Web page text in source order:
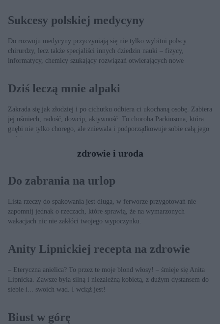
Warszawa
Sukcesy polskiej medycyny
Do rozwoju medycyny przyczyniają się nie tylko wybitni polscy
chirurdzy, lecz także specjaliści innych dziedzin nauki – fizycy,
informatycy, chemicy szukający rozwiązań otwierających nowe
możliwości diagnostyczne i terapeutyczne.
Dziś leczą mnie alpaki
Zakrada się jak złodziej i po cichutku odbiera ci ukochaną osobę. Zabiera
jej uśmiech, radość, dowcip, aktywność. To choroba Parkinsona, która
gnębi nie tylko chorego, ale zniewala i podporządkowuje sobie całą jego
rodzinę.
zdrowie i uroda
Do zabrania na urlop
Lista rzeczy do spakowania jest długa, w ferworze przygotowań nie
zapomnij jednak o rzeczach, które sprawią, że na wymarzonych
wakacjach nic nie zakłóci twojego wypoczynku.
Anity Lipnickiej recepta na zdrowie
– Eteryczna anielica? To przez te moje blond włosy! – śmieje się Anita
Lipnicka. Zawsze była silną i niezależną kobietą, z dużym dystansem do
siebie i... swoich wad. I wciąż jest!
Biust w górę